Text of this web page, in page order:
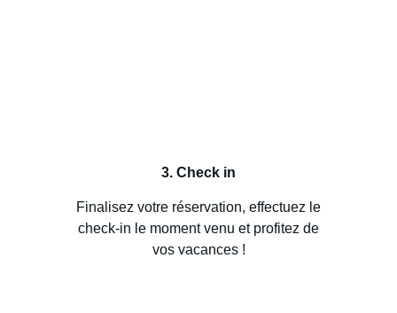
3. Check in
Finalisez votre réservation, effectuez le
check-in le moment venu et profitez de
vos vacances !